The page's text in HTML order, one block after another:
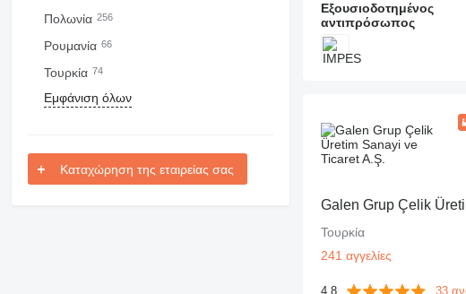
Πολωνία 256
Ρουμανία 66
Τουρκία 74
Εμφάνιση όλων
Καταχώρηση της εταιρείας σας
Εξουσιοδοτημένος
αντιπρόσωπος
Τουρκία
241 αγγελίες
4.8